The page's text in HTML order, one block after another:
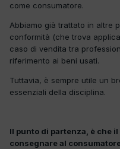
come consumatore.
Abbiamo già trattato in altre
conformità (che trova
caso di vendita tra
riferimento ai beni usati.
Tuttavia, è sempre utile un
essenziali della disciplina.
Il punto di partenza, è che
consegnare al